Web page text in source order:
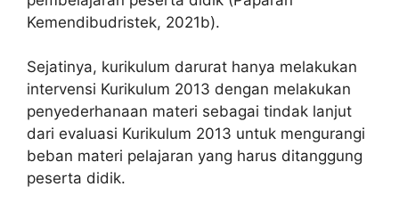
Kemendibudristek, 2021b).
Sejatinya, kurikulum darurat hanya melakukan
intervensi Kurikulum 2013 dengan melakukan
penyederhanaan materi sebagai tindak lanjut
dari evaluasi Kurikulum 2013 untuk mengurangi
beban materi pelajaran yang harus ditanggung
peserta didik.